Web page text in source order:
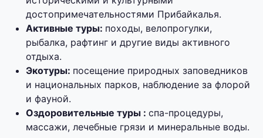
достопримечательностями Прибайкалья.
Активные туры: походы, велопрогулки,
рыбалка, рафтинг и другие виды активного
отдыха.
Экотуры: посещение природных заповедников
и национальных парков, наблюдение за флорой
и фауной.
Оздоровительные туры : спа-процедуры,
массажи, лечебные грязи и минеральные воды.